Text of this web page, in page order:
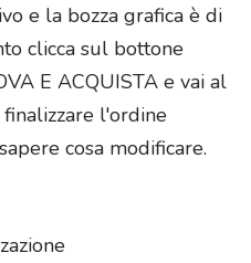
e la bozza grafica è di
clicca sul bottone
E ACQUISTA e vai al
l'ordine
cosa modificare.